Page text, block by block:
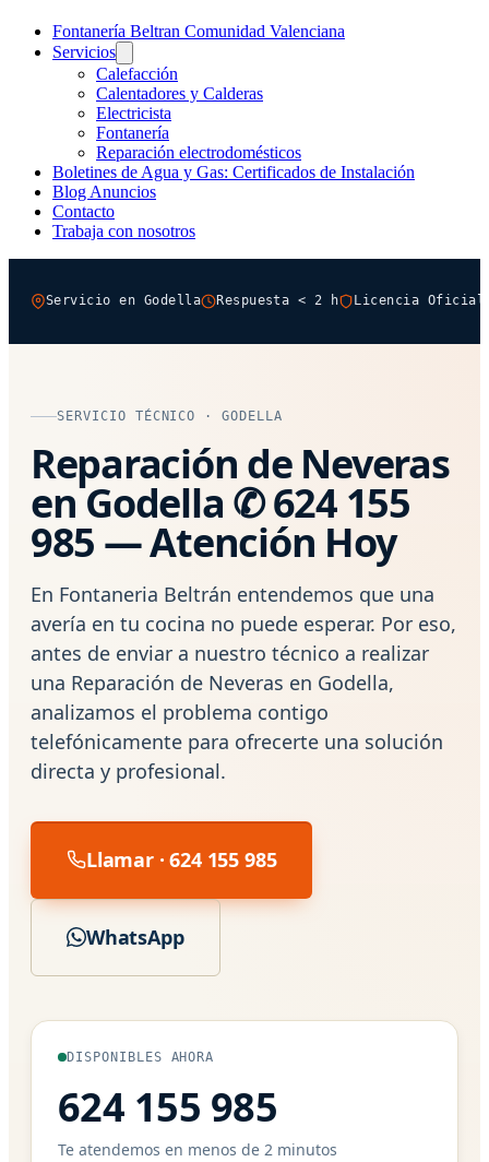
Fontanería Beltran Comunidad Valenciana
Servicios
Calefacción
Calentadores y Calderas
Electricista
Fontanería
Reparación electrodomésticos
Boletines de Agua y Gas: Certificados de Instalación
Blog Anuncios
Contacto
Trabaja con nosotros
Servicio en Godella Respuesta < 2 h Licencia Oficial
SERVICIO TÉCNICO · GODELLA
Reparación de Neveras
en Godella ✆ 624 155
985 — Atención Hoy
En Fontaneria Beltrán entendemos que una
avería en tu cocina no puede esperar. Por eso,
antes de enviar a nuestro técnico a realizar
una Reparación de Neveras en Godella,
analizamos el problema contigo
telefónicamente para ofrecerte una solución
directa y profesional.
Llamar · 624 155 985
WhatsApp
DISPONIBLES AHORA
624 155 985
Te atendemos en menos de 2 minutos